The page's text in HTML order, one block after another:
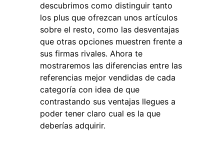
descubrimos como distinguir tanto
los plus que ofrezcan unos artículos
sobre el resto, como las desventajas
que otras opciones muestren frente a
sus firmas rivales. Ahora te
mostraremos las diferencias entre las
referencias mejor vendidas de cada
categoría con idea de que
contrastando sus ventajas llegues a
poder tener claro cual es la que
deberías adquirir.